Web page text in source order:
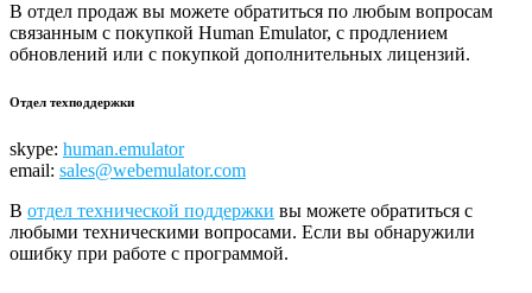
В отдел продаж вы можете обратиться по любым вопросам
связанным с покупкой Human Emulator, с продлением
обновлений или с покупкой дополнительных лицензий.
Отдел техподдержки
skype: human.emulator
email: sales@webemulator.com
В отдел технической поддержки вы можете обратиться с
любыми техническими вопросами. Если вы обнаружили
ошибку при работе с программой.